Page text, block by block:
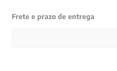
Frete e prazo de entrega